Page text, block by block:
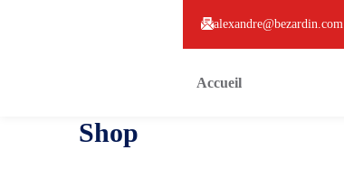
alexandre@bezardin.com
Accueil
Shop